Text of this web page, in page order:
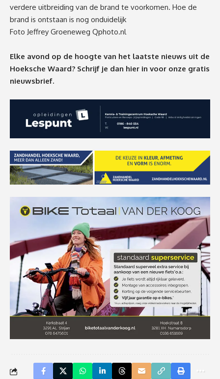
verdere uitbreiding van de brand te voorkomen. Hoe de
brand is ontstaan is nog onduidelijk
Foto Jeffrey Groeneweg Qphoto.nl
Elke avond op de hoogte van het laatste nieuws uit de
Hoeksche Waard? Schrijf je dan hier in voor onze gratis
nieuwsbrief.